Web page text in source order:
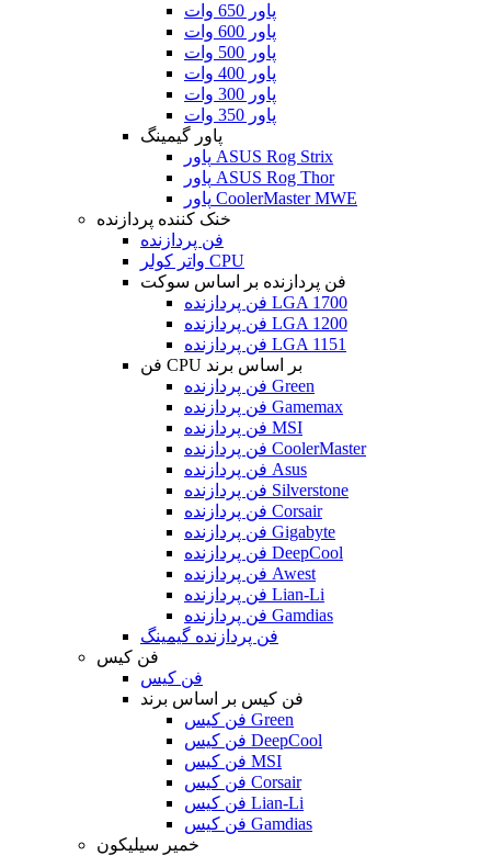
پاور 650 وات
پاور 600 وات
پاور 500 وات
پاور 400 وات
پاور 300 وات
پاور 350 وات
پاور گیمینگ
پاور ASUS Rog Strix
پاور ASUS Rog Thor
پاور CoolerMaster MWE
خنک کننده پردازنده
فن پردازنده
واتر کولر CPU
فن پردازنده بر اساس سوکت
فن پردازنده LGA 1700
فن پردازنده LGA 1200
فن پردازنده LGA 1151
فن CPU بر اساس برند
فن پردازنده Green
فن پردازنده Gamemax
فن پردازنده MSI
فن پردازنده CoolerMaster
فن پردازنده Asus
فن پردازنده Silverstone
فن پردازنده Corsair
فن پردازنده Gigabyte
فن پردازنده DeepCool
فن پردازنده Awest
فن پردازنده Lian-Li
فن پردازنده Gamdias
فن پردازنده گیمینگ
فن کیس
فن کیس
فن کیس بر اساس برند
فن کیس Green
فن کیس DeepCool
فن کیس MSI
فن کیس Corsair
فن کیس Lian-Li
فن کیس Gamdias
خمیر سیلیکون